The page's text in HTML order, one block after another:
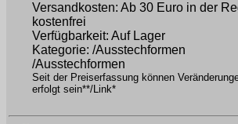
Versandkosten: Ab 30 Euro in der
kostenfrei
Verfügbarkeit: Auf Lager
Kategorie: /Ausstechformen
/Ausstechformen
Seit der Preiserfassung können
erfolgt sein**/Link*